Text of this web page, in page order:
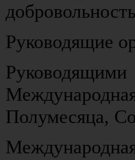
Руководящие
Полумесяца,